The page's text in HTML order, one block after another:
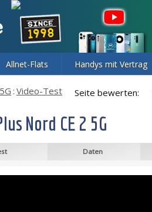
Allnet-Flats Handys mit Vertrag
Seite bewerten:
: Video-Test
Nord CE 2 5G
Daten